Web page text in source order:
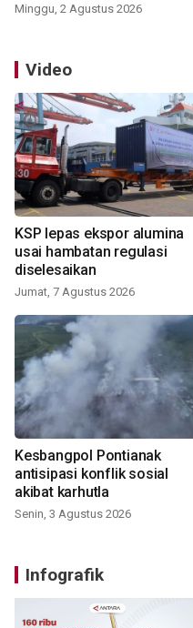
Minggu, 2 Agustus 2026
Video
KSP lepas ekspor alumina
usai hambatan regulasi
diselesaikan
Jumat, 7 Agustus 2026
Kesbangpol Pontianak
antisipasi konflik sosial
akibat karhutla
Senin, 3 Agustus 2026
Infografik